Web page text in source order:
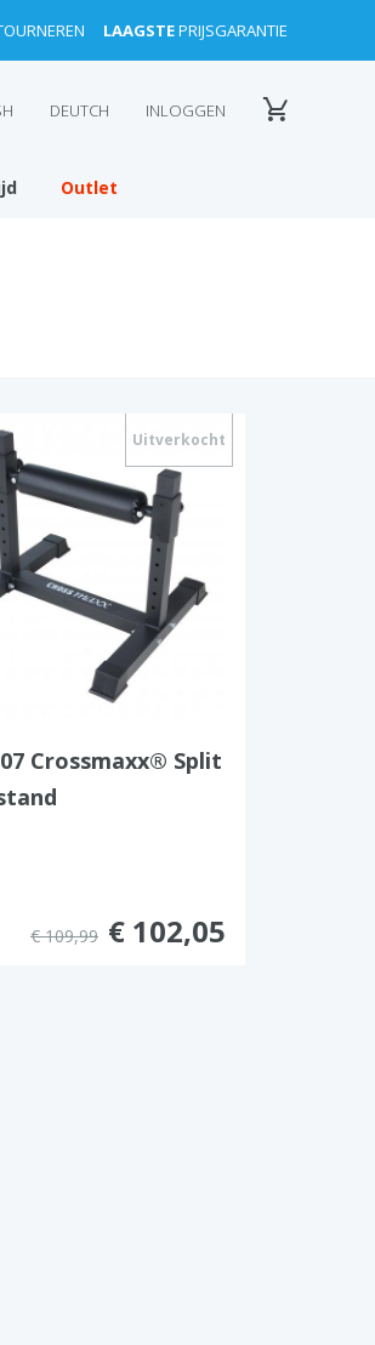
LAAGSTEPRIJSGARANTIE
DEUTCH INLOGGEN
Outlet
Uitverkocht
Crossmaxx® Split
€ 109,99 € 102,05